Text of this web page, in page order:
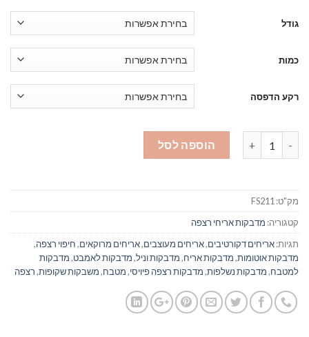
גודל
כמות
רקע הדפסה
כמות של מדבקות אריחים לרצפה 211 טורקיז
הוספה לסל
מק"ט:FS211
קטגוריה: מדבקות אריחי רצפה
תגיות:אריחים דקורטיבים,אריחים מעוצבים,אריחים מרוקאים,חיפוי רצפה,
מדבקות אוטומות,מדבקות אריח,מדבקות וניל,מדבקות לאמבט,מדבקות
למטבח,מדבקות נשלפות,מדבקות רצפה פיויסי,מטבח,משבקות שקופות,רצפה